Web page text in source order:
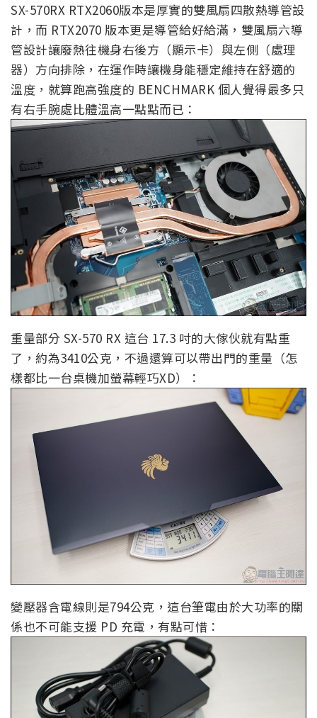
SX-570RX RTX2060版本是厚實的雙風扇四散熱導管設
計，而 RTX2070 版本更是導管給好給滿，雙風扇六導
管設計讓廢熱往機身右後方（顯示卡）與左側（處理
器）方向排除，在運作時讓機身能穩定維持在舒適的
溫度，就算跑高強度的 BENCHMARK 個人覺得最多只
有右手腕處比體溫高一點點而已：
重量部分 SX-570 RX 這台 17.3 吋的大傢伙就有點重
了，約為3410公克，不過還算可以帶出門的重量（怎
樣都比一台桌機加螢幕輕巧XD）：
變壓器含電線則是794公克，這台筆電由於大功率的關
係也不可能支援 PD 充電，有點可惜：